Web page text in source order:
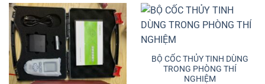
BỘ CỐC THỦY TINH DÙNG
TRONG PHÒNG THÍ
NGHIỆM